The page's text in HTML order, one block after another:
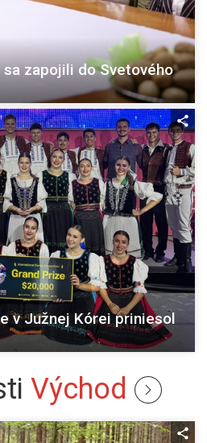
zapojili do Svetového
v Južnej Kórei priniesol
Východ